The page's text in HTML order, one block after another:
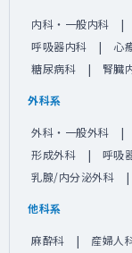
内科・一般内科
呼吸器内科
心
糖尿病科
腎臓
外科系
外科・一般外科
形成外科
呼吸
乳腺/内分泌外科
他科系
麻酔科 産婦人